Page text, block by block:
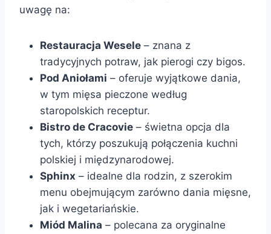
uwagę na:
Restauracja Wesele – znana z
tradycyjnych potraw, jak pierogi czy bigos.
Pod Aniołami – oferuje wyjątkowe dania,
w tym mięsa pieczone według
staropolskich receptur.
Bistro de Cracovie – świetna opcja dla
tych, którzy poszukują połączenia kuchni
polskiej i międzynarodowej.
Sphinx – idealne dla rodzin, z szerokim
menu obejmującym zarówno dania mięsne,
jak i wegetariańskie.
Miód Malina – polecana za oryginalne